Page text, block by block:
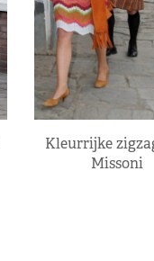
Kleurrijke
Missoni